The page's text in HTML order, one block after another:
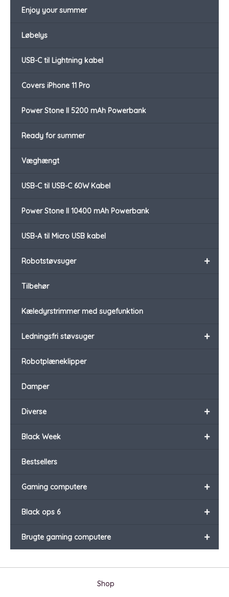
Enjoy your summer
Løbelys
USB-C til Lightning kabel
Covers iPhone 11 Pro
Power Stone II 5200 mAh Powerbank
Ready for summer
Væghængt
USB-C til USB-C 60W Kabel
Power Stone II 10400 mAh Powerbank
USB-A til Micro USB kabel
+
Robotstøvsuger
Tilbehør
Kæledyrstrimmer med sugefunktion
+
Ledningsfri støvsuger
Robotplæneklipper
Damper
+
Diverse
+
Black Week
Bestsellers
+
Gaming computere
+
Black ops 6
+
Brugte gaming computere
Shop